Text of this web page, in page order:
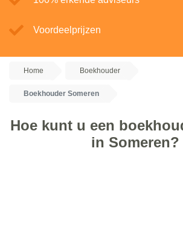
Voordeelprijzen
Home Boekhouder
Boekhouder Someren
Hoe kunt u een
in Someren?